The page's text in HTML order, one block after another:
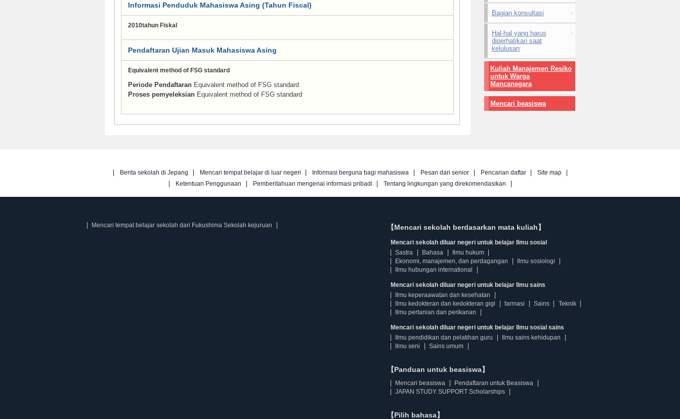
Informasi Penduduk Mahasiswa Asing (Tahun Fiscal)
2010tahun Fiskal
Pendaftaran Ujian Masuk Mahasiswa Asing
Equivalent method of FSG standard
Periode PendaftaranEquivalent method of FSG standard
Proses pemyeleksianEquivalent method of FSG standard
Bagian konsultasi
Hal-hal yang harus
diperhatikan saat
kelulusan
Kuliah Manajemen Resiko
untuk Warga
Mancanegara
Mencari beasiswa
Berita sekolah di Jepang Mencari tempat belajar di luar negeri Informasi berguna bagi mahasiswa Pesan dari senior Pencarian daftar
Site map
Ketentuan Penggunaan
Pemberitahuan mengenai informasi pribadi Tentang lingkungan yang direkomendasikan
Mencari tempat belajar sekolah dari Fukushima Sekolah kejuruan 【Mencari sekolah berdasarkan mata kuliah】
Mencari sekolah diluar negeri untuk belajar Ilmu sosial
Sastra
Bahasa
Ilmu hukum
Ekonomi, manajemen, dan perdagangan
Ilmu sosiologi
Ilmu hubungan international
Mencari sekolah diluar negeri untuk belajar Ilmu sains
Ilmu keperaawatan dan kesehatan
Ilmu kedokteran dan kedokteran gigi
farmasi Sains
Teknik
Ilmu pertanian dan perikanan
Mencari sekolah diluar negeri untuk belajar Ilmu sosial sains
Ilmu pendidikan dan pelatihan guru
Ilmu sains kehidupan
Ilmu seni
Sains umum
【Panduan untuk beasiswa】
Mencari beasiswa
Pendaftaran untuk Beasiswa
JAPAN STUDY SUPPORT Scholarships
【Pilih bahasa】